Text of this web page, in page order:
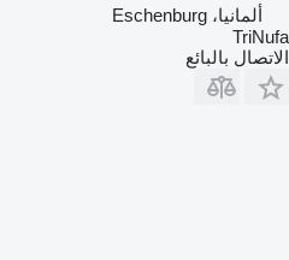
ألمانيا، Eschenburg
TriNufa
الاتصال بالبائع